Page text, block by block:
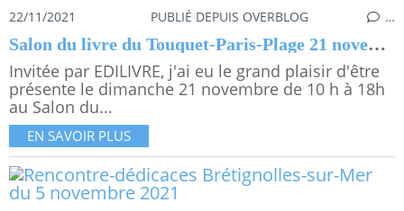
22/11/2021 PUBLIÉ DEPUIS OVERBLOG …
Salon du livre du Touquet-Paris-Plage 21 novembre 2021
Invitée par EDILIVRE, j'ai eu le grand plaisir d'être
présente le dimanche 21 novembre de 10 h à 18h
au Salon du...
EN SAVOIR PLUS